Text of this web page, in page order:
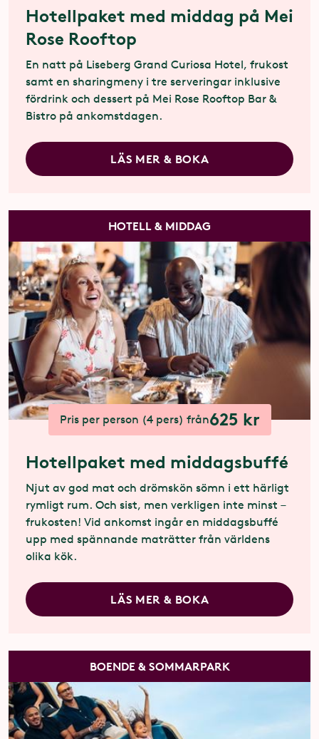
Hotellpaket med middag på Mei
Rose Rooftop
En natt på Liseberg Grand Curiosa Hotel, frukost
samt en sharingmeny i tre serveringar inklusive
fördrink och dessert på Mei Rose Rooftop Bar &
Bistro på ankomstdagen.
LÄS MER & BOKA
HOTELL & MIDDAG
Pris per person (4 pers) från625 kr
Hotellpaket med middagsbuffé
Njut av god mat och drömskön sömn i ett härligt
rymligt rum. Och sist, men verkligen inte minst –
frukosten! Vid ankomst ingår en middagsbuffé
upp med spännande maträtter från världens
olika kök.
LÄS MER & BOKA
BOENDE & SOMMARPARK